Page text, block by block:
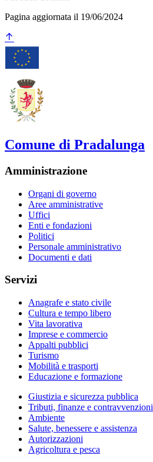
Pagina aggiornata il 19/06/2024
Comune di Pradalunga
Amministrazione
Organi di governo
Aree amministrative
Uffici
Enti e fondazioni
Politici
Personale amministrativo
Documenti e dati
Servizi
Anagrafe e stato civile
Cultura e tempo libero
Vita lavorativa
Imprese e commercio
Appalti pubblici
Turismo
Mobilità e trasporti
Educazione e formazione
Giustizia e sicurezza pubblica
Tributi, finanze e contravvenzioni
Ambiente
Salute, benessere e assistenza
Autorizzazioni
Agricoltura e pesca